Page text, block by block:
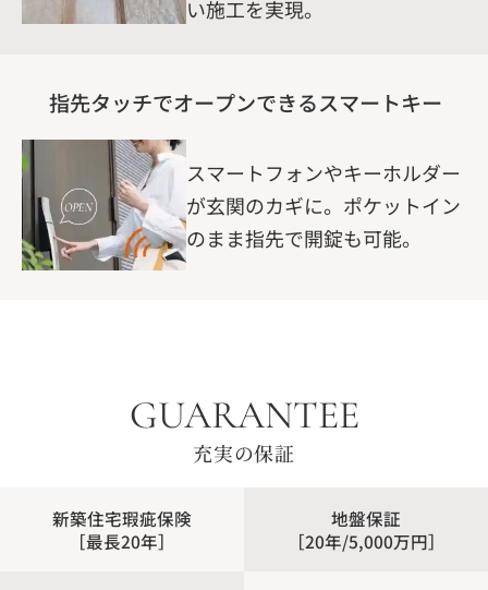
い施工を実現。
指先タッチでオープンできるスマートキー
スマートフォンやキーホルダー
が玄関のカギに。ポケットイン
のまま指先で開錠も可能。
GUARANTEE
充実の保証
新築住宅瑕疵保険
［最長20年］
地盤保証
［20年/5,000万円］